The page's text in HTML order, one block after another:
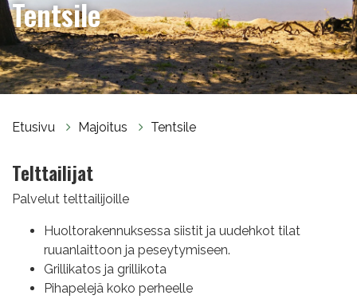
Tentsile
Etusivu Majoitus Tentsile
Telttailijat
Palvelut telttailijoille
Huoltorakennuksessa siistit ja uudehkot tilat
ruuanlaittoon ja peseytymiseen.
Grillikatos ja grillikota
Pihapelejä koko perheelle